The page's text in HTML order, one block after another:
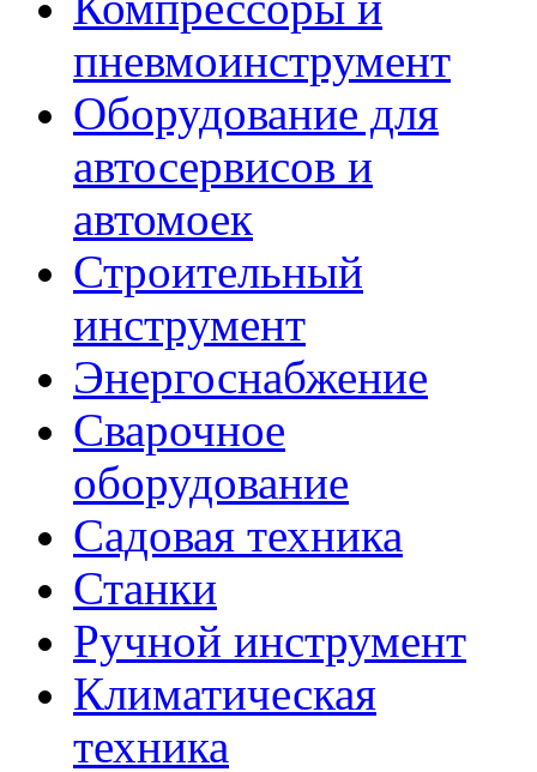
пневмоинструмент
Оборудование для
автосервисов и
автомоек
Строительный
инструмент
Энергоснабжение
Сварочное
оборудование
Садовая техника
Станки
Ручной инструмент
Климатическая
техника